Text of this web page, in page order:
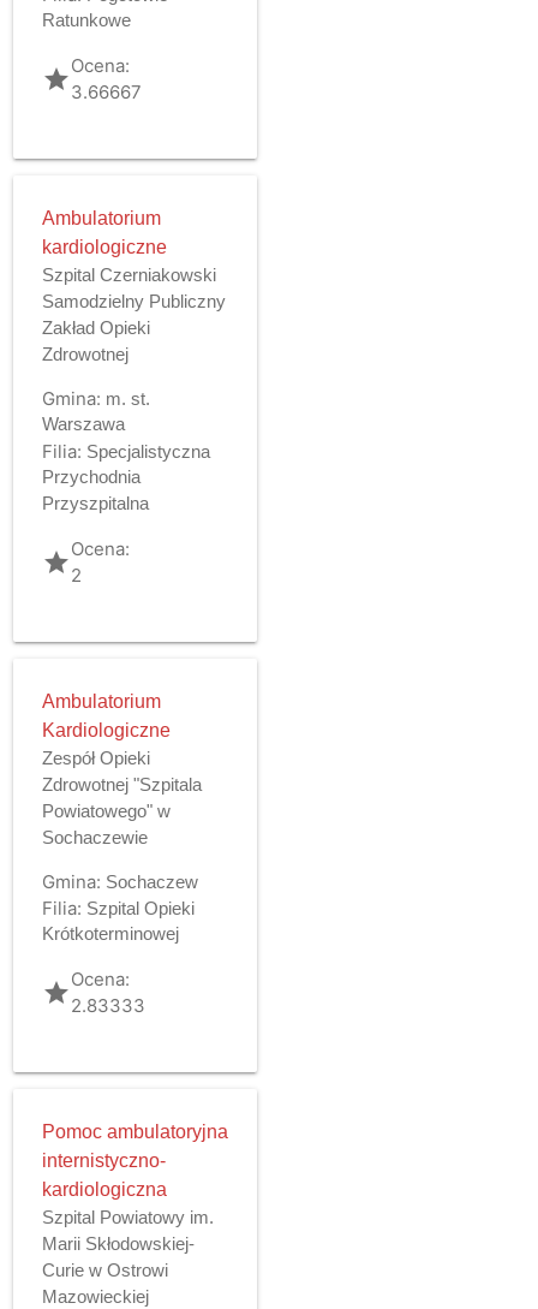
Ratunkowe
gradeOcena:
3.66667
Ambulatorium
kardiologiczne
Szpital Czerniakowski
Samodzielny Publiczny
Zakład Opieki
Zdrowotnej
Gmina: m. st.
Warszawa
Filia: Specjalistyczna
Przychodnia
Przyszpitalna
gradeOcena:
2
Ambulatorium
Kardiologiczne
Zespół Opieki
Zdrowotnej "Szpitala
Powiatowego" w
Sochaczewie
Gmina: Sochaczew
Filia: Szpital Opieki
Krótkoterminowej
gradeOcena:
2.83333
Pomoc ambulatoryjna
internistyczno-
kardiologiczna
Szpital Powiatowy im.
Marii Skłodowskiej-
Curie w Ostrowi
Mazowieckiej